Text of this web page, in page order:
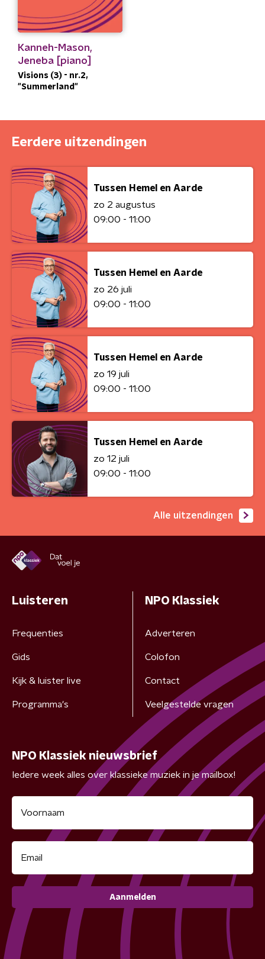
Kanneh-Mason,
Jeneba [piano]
Visions (3) - nr.2,
"Summerland"
Eerdere uitzendingen
Tussen Hemel en Aarde
zo 2 augustus
09:00 - 11:00
Tussen Hemel en Aarde
zo 26 juli
09:00 - 11:00
Tussen Hemel en Aarde
zo 19 juli
09:00 - 11:00
Tussen Hemel en Aarde
zo 12 juli
09:00 - 11:00
Alle uitzendingen
Luisteren
Frequenties
Gids
Kijk & luister live
Programma's
NPO Klassiek
Adverteren
Colofon
Contact
Veelgestelde vragen
NPO Klassiek nieuwsbrief
Iedere week alles over klassieke muziek in je mailbox!
Aanmelden